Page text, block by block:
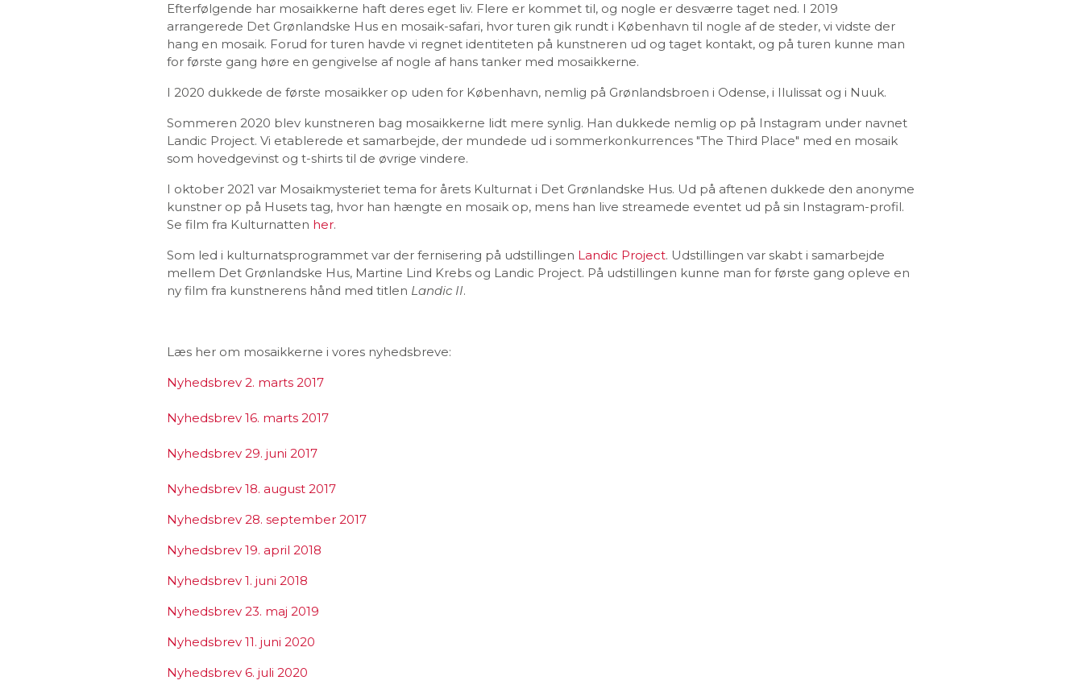
Efterfølgende har mosaikkerne haft deres eget liv. Flere er kommet til, og nogle er desværre taget ned. I 2019
arrangerede Det Grønlandske Hus en mosaik-safari, hvor turen gik rundt i København til nogle af de steder, vi vidste der
hang en mosaik. Forud for turen havde vi regnet identiteten på kunstneren ud og taget kontakt, og på turen kunne man
for første gang høre en gengivelse af nogle af hans tanker med mosaikkerne.
I 2020 dukkede de første mosaikker op uden for København, nemlig på Grønlandsbroen i Odense, i Ilulissat og i Nuuk.
Sommeren 2020 blev kunstneren bag mosaikkerne lidt mere synlig. Han dukkede nemlig op på Instagram under navnet
Landic Project. Vi etablerede et samarbejde, der mundede ud i sommerkonkurrences "The Third Place" med en mosaik
som hovedgevinst og t-shirts til de øvrige vindere.
I oktober 2021 var Mosaikmysteriet tema for årets Kulturnat i Det Grønlandske Hus. Ud på aftenen dukkede den anonyme
kunstner op på Husets tag, hvor han hængte en mosaik op, mens han live streamede eventet ud på sin Instagram-profil.
Se film fra Kulturnatten her.
Som led i kulturnatsprogrammet var der fernisering på udstillingen Landic Project. Udstillingen var skabt i samarbejde
mellem Det Grønlandske Hus, Martine Lind Krebs og Landic Project. På udstillingen kunne man for første gang opleve en
ny film fra kunstnerens hånd med titlen Landic II.
Læs her om mosaikkerne i vores nyhedsbreve:
Nyhedsbrev 2. marts 2017
Nyhedsbrev 16. marts 2017
Nyhedsbrev 29. juni 2017
Nyhedsbrev 18. august 2017
Nyhedsbrev 28. september 2017
Nyhedsbrev 19. april 2018
Nyhedsbrev 1. juni 2018
Nyhedsbrev 23. maj 2019
Nyhedsbrev 11. juni 2020
Nyhedsbrev 6. juli 2020